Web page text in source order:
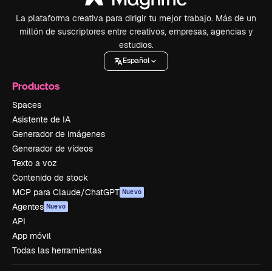
La plataforma creativa para dirigir tu mejor trabajo. Más de un
millón de suscriptores entre creativos, empresas, agencias y
estudios.
Español
Productos
Spaces
Asistente de IA
Generador de imágenes
Generador de vídeos
Texto a voz
Contenido de stock
MCP para Claude/ChatGPT Nuevo
Agentes Nuevo
API
App móvil
Todas las herramientas